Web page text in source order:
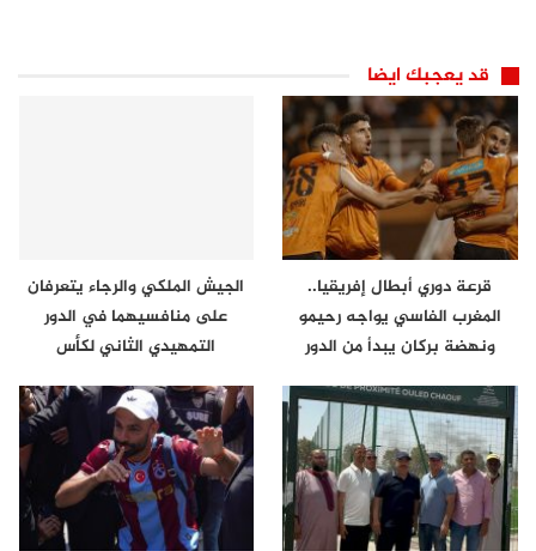
قد يعجبك ايضا
قرعة دوري أبطال إفريقيا..
المغرب الفاسي يواجه رحيمو
ونهضة بركان يبدأ من الدور
الجيش الملكي والرجاء يتعرفان
على منافسيهما في الدور
التمهيدي الثاني لكأس